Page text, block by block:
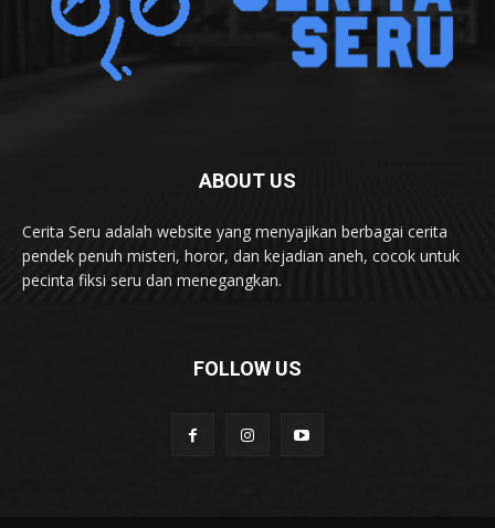
ABOUT US
Cerita Seru adalah website yang menyajikan berbagai cerita
pendek penuh misteri, horor, dan kejadian aneh, cocok untuk
pecinta fiksi seru dan menegangkan.
FOLLOW US